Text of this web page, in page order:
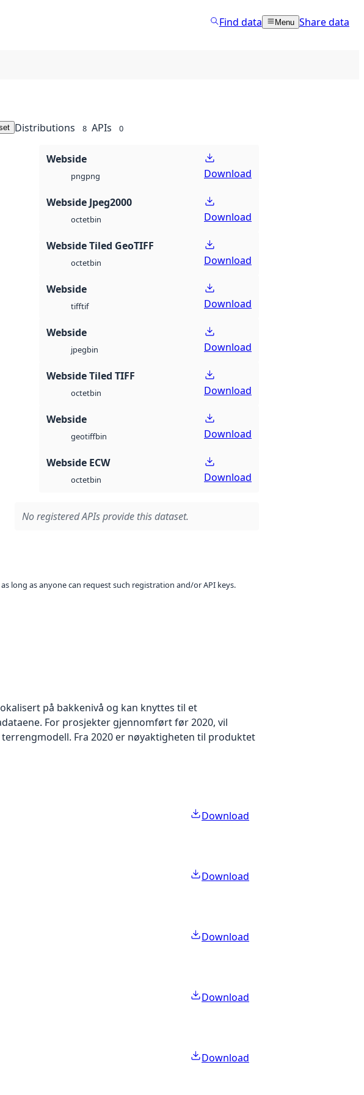
Find data Menu Share data
Distributions 8 APIs 0
Webside
pngpng Download
Webside Jpeg2000
octetbin Download
Webside Tiled GeoTIFF
octetbin Download
Webside
tifftif Download
Webside
jpegbin Download
Webside Tiled TIFF
octetbin Download
Webside
geotiffbin Download
Webside ECW
octetbin Download
No registered APIs provide this dataset.
long as anyone can request such registration and/or API keys.
på bakkenivå og kan knyttes til et
For prosjekter gjennomført før 2020, vil
Fra 2020 er nøyaktigheten til produktet
Download
Download
Download
Download
Download